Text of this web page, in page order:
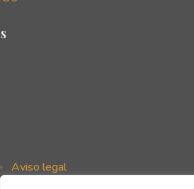
Aviso legal